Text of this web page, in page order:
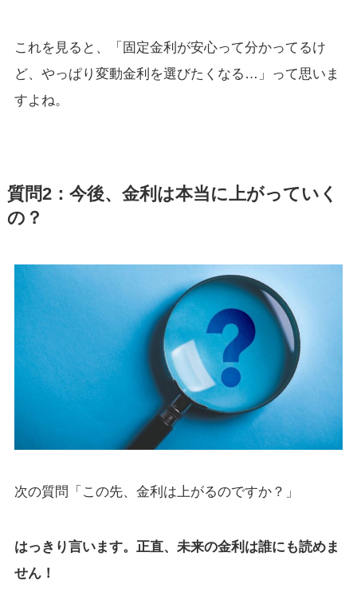
これを見ると、「固定金利が安心って分かってるけ
ど、やっぱり変動金利を選びたくなる…」って思いま
すよね。
質問2：今後、金利は本当に上がっていく
の？
次の質問「この先、金利は上がるのですか？」
はっきり言います。正直、未来の金利は誰にも読めま
せん！